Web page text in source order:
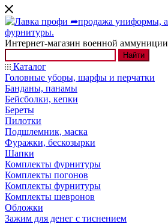
Интернет-магазин военной аммуниции
Найти
Каталог
Головные уборы, шарфы и перчатки
Банданы, панамы
Бейсболки, кепки
Береты
Пилотки
Подшлемник, маска
Фуражки, бескозырки
Шапки
Комплекты фурнитуры
Комплекты погонов
Комплекты фурнитуры
Комплекты шевронов
Обложки
Зажим для денег с тиснением